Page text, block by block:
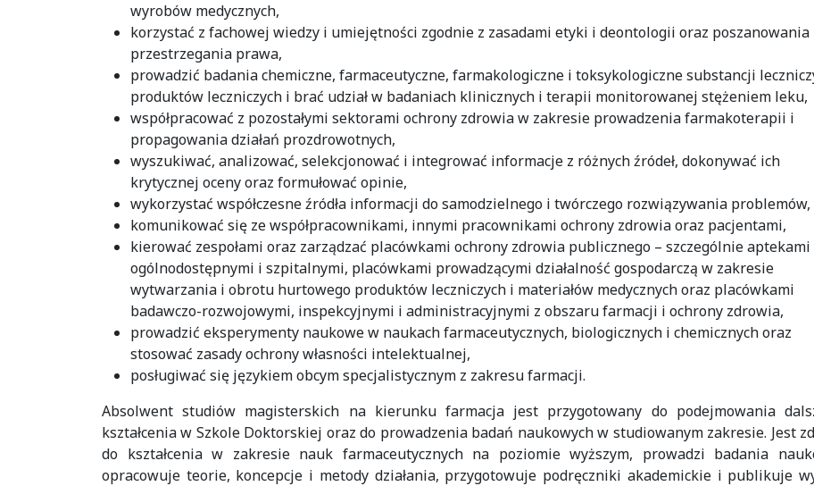
wyrobów medycznych,
korzystać z fachowej wiedzy i umiejętności zgodnie z zasadami etyki i deontologii oraz poszanowania
przestrzegania prawa,
prowadzić badania chemiczne, farmaceutyczne, farmakologiczne i toksykologiczne substancji
produktów leczniczych i brać udział w badaniach klinicznych i terapii monitorowanej stężeniem leku,
współpracować z pozostałymi sektorami ochrony zdrowia w zakresie prowadzenia farmakoterapii i
propagowania działań prozdrowotnych,
wyszukiwać, analizować, selekcjonować i integrować informacje z różnych źródeł, dokonywać ich
krytycznej oceny oraz formułować opinie,
wykorzystać współczesne źródła informacji do samodzielnego i twórczego rozwiązywania problemów,
komunikować się ze współpracownikami, innymi pracownikami ochrony zdrowia oraz pacjentami,
kierować zespołami oraz zarządzać placówkami ochrony zdrowia publicznego – szczególnie aptekami
ogólnodostępnymi i szpitalnymi, placówkami prowadzącymi działalność gospodarczą w zakresie
wytwarzania i obrotu hurtowego produktów leczniczych i materiałów medycznych oraz placówkami
badawczo-rozwojowymi, inspekcyjnymi i administracyjnymi z obszaru farmacji i ochrony zdrowia,
prowadzić eksperymenty naukowe w naukach farmaceutycznych, biologicznych i chemicznych oraz
stosować zasady ochrony własności intelektualnej,
posługiwać się językiem obcym specjalistycznym z zakresu farmacji.
Absolwent studiów magisterskich na kierunku farmacja jest przygotowany do podejmowania
kształcenia w Szkole Doktorskiej oraz do prowadzenia badań naukowych w studiowanym zakresie. Jest
do kształcenia w zakresie nauk farmaceutycznych na poziomie wyższym, prowadzi badania
opracowuje teorie, koncepcje i metody działania, przygotowuje podręczniki akademickie i publikuje